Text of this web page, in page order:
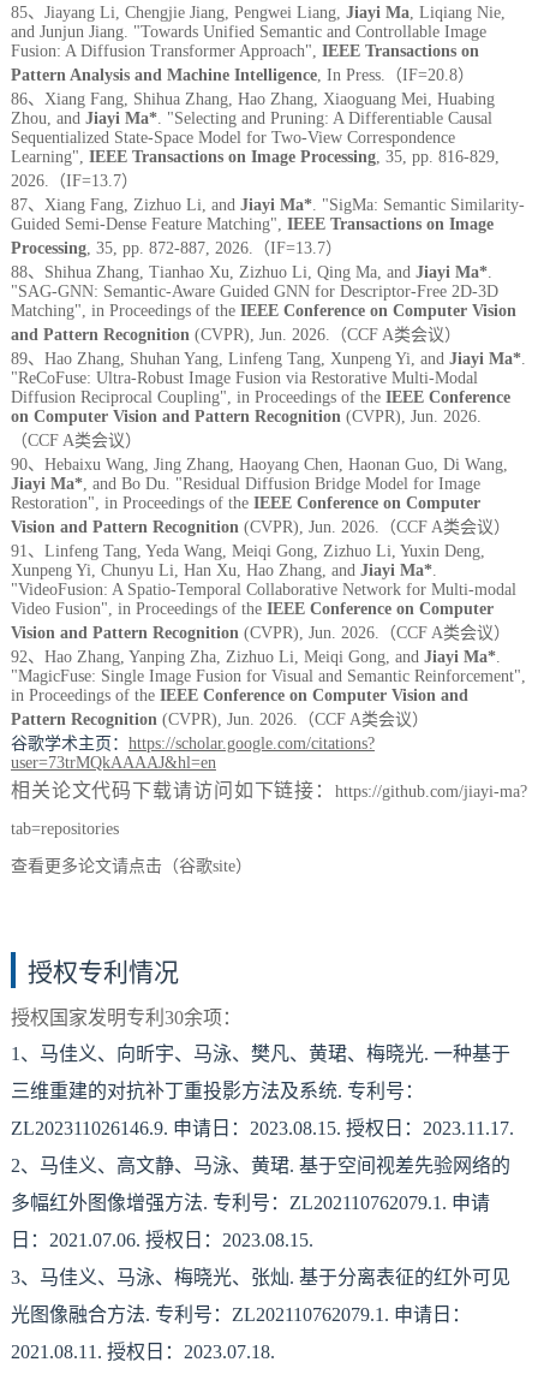
85、Jiayang Li, Chengjie Jiang, Pengwei Liang, Jiayi Ma, Liqiang Nie,
and Junjun Jiang. "Towards Unified Semantic and Controllable Image
Fusion: A Diffusion Transformer Approach", IEEE Transactions on
Pattern Analysis and Machine Intelligence, In Press. （IF=20.8）
86、Xiang Fang, Shihua Zhang, Hao Zhang, Xiaoguang Mei, Huabing
Zhou, and Jiayi Ma*. "Selecting and Pruning: A Differentiable Causal
Sequentialized State-Space Model for Two-View Correspondence
Learning", IEEE Transactions on Image Processing, 35, pp. 816-829,
2026. （IF=13.7）
87、Xiang Fang, Zizhuo Li, and Jiayi Ma*. "SigMa: Semantic Similarity-
Guided Semi-Dense Feature Matching", IEEE Transactions on Image
Processing, 35, pp. 872-887, 2026. （IF=13.7）
88、Shihua Zhang, Tianhao Xu, Zizhuo Li, Qing Ma, and Jiayi Ma*.
"SAG-GNN: Semantic-Aware Guided GNN for Descriptor-Free 2D-3D
Matching", in Proceedings of the IEEE Conference on Computer Vision
and Pattern Recognition(CVPR), Jun. 2026. （CCF A类会议）
89、Hao Zhang, Shuhan Yang, Linfeng Tang, Xunpeng Yi, and Jiayi Ma*.
"ReCoFuse: Ultra-Robust Image Fusion via Restorative Multi-Modal
Diffusion Reciprocal Coupling", in Proceedings of the IEEE Conference
on Computer Vision and Pattern Recognition(CVPR), Jun. 2026.
（CCF A类会议）
90、Hebaixu Wang, Jing Zhang, Haoyang Chen, Haonan Guo, Di Wang,
Jiayi Ma*, and Bo Du. "Residual Diffusion Bridge Model for Image
Restoration", in Proceedings of the IEEE Conference on Computer
Vision and Pattern Recognition(CVPR), Jun. 2026. （CCF A类会议）
91、Linfeng Tang, Yeda Wang, Meiqi Gong, Zizhuo Li, Yuxin Deng,
Xunpeng Yi, Chunyu Li, Han Xu, Hao Zhang, and Jiayi Ma*.
"VideoFusion: A Spatio-Temporal Collaborative Network for Multi-modal
Video Fusion", in Proceedings of the IEEE Conference on Computer
Vision and Pattern Recognition(CVPR), Jun. 2026. （CCF A类会议）
92、Hao Zhang, Yanping Zha, Zizhuo Li, Meiqi Gong, and Jiayi Ma*.
"MagicFuse: Single Image Fusion for Visual and Semantic Reinforcement",
in Proceedings of the IEEE Conference on Computer Vision and
Pattern Recognition(CVPR), Jun. 2026. （CCF A类会议）
谷歌学术主页： https://scholar.google.com/citations?
user=73trMQkAAAAJ&hl=en
相关论文代码下载请访问如下链接：https://github.com/jiayi-ma?
tab=repositories
查看更多论文请点击（谷歌site）
授权专利情况
授权国家发明专利30余项：
1、马佳义、向昕宇、马泳、樊凡、黄珺、梅晓光. 一种基于
三维重建的对抗补丁重投影方法及系统. 专利号：
ZL202311026146.9. 申请日：2023.08.15. 授权日：2023.11.17.
2、马佳义、高文静、马泳、黄珺. 基于空间视差先验网络的
多幅红外图像增强方法. 专利号：ZL202110762079.1. 申请
日：2021.07.06. 授权日：2023.08.15.
3、马佳义、马泳、梅晓光、张灿. 基于分离表征的红外可见
光图像融合方法. 专利号：ZL202110762079.1. 申请日：
2021.08.11. 授权日：2023.07.18.